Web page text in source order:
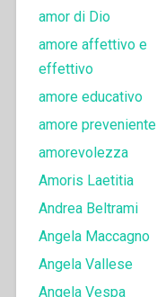
amor di Dio
amore affettivo e
effettivo
amore educativo
amore preveniente
amorevolezza
Amoris Laetitia
Andrea Beltrami
Angela Maccagno
Angela Vallese
Angela Vespa